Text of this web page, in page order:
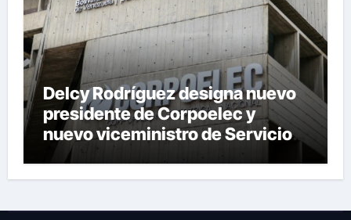
Delcy Rodríguez designa nuevo
presidente de Corpoelec y
nuevo viceministro de Servicios
Eléctricos